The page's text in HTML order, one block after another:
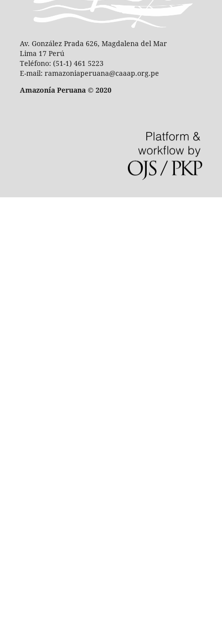
Av. González Prada 626, Magdalena del Mar
Lima 17 Perú
Teléfono: (51-1) 461 5223
E-mail: ramazoniaperuana@caaap.org.pe
Amazonía Peruana © 2020